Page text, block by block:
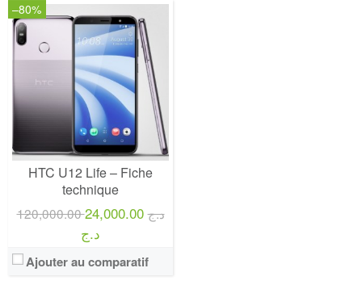
–80%
HTC U12 Life – Fiche
technique
120,000.00 د.ج 24,000.00
د.ج
Ajouter au comparatif